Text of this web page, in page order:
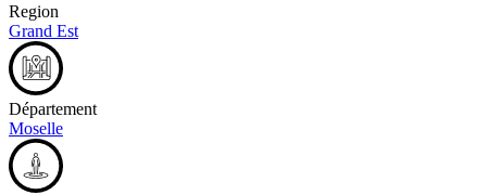
Region
Grand Est
Département
Moselle